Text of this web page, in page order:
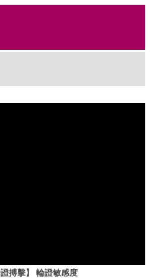
搏擊】 輪證敏感度